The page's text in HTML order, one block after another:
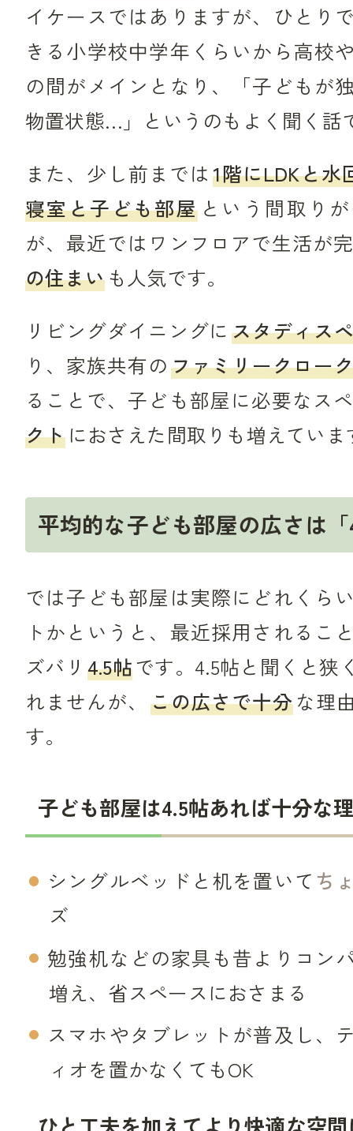
イケースではありますが、ひとり
きる小学校中学年くらいから高校
の間がメインとなり、「子どもが
物置状態…」というのもよく聞く話
また、少し前までは 1階にLDKと水
寝室と子ども部屋 という間取り
が、最近ではワンフロアで生活が
の住まいも人気です。
リビングダイニングに スタディス
り、家族共有のファミリークロー
ることで、子ども部屋に必要なス
クト におさえた間取りも増えていま
平均的な子ども部屋の広さは
では子ども部屋は実際にどれくら
トかというと、最近採用されるこ
ズバリ 4.5帖です。4.5帖と聞くと狭
れませんが、 この広さで十分な理
す。
子ども部屋は4.5帖あれば十分な
シングルベッドと机を置いて ち
ズ
勉強机などの家具も昔よりコン
増え、省スペースにおさまる
スマホやタブレットが普及し、
ィオを置かなくてもOK